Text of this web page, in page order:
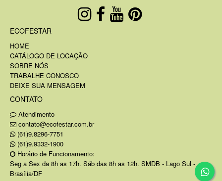
ECOFESTAR
HOME
CATÁLOGO DE LOCAÇÃO
SOBRE NÓS
TRABALHE CONOSCO
DEIXE SUA MENSAGEM
CONTATO
Atendimento
contato@ecofestar.com.br
(61)9.8296-7751
(61)9.9332-1900
Horário de Funcionamento:
Seg a Sex da 8h as 17h. Sáb das 8h as 12h. SMDB - Lago Sul -
Brasília/DF